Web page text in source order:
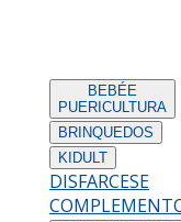
BEBÉE
PUERICULTURA
BRINQUEDOS
KIDULT
DISFARCESE